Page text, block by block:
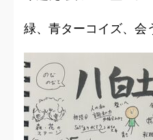
緑、青ターコイズ、